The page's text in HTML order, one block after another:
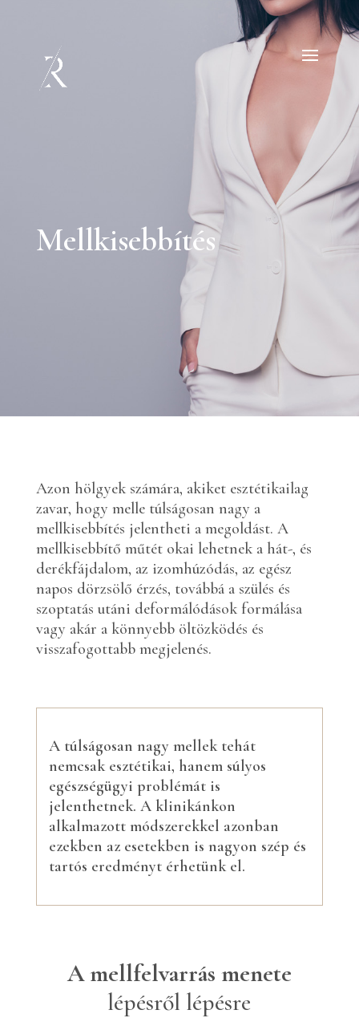
Mellkisebbítés
Azon hölgyek számára, akiket esztétikailag
zavar, hogy melle túlságosan nagy a
mellkisebbítés jelentheti a megoldást. A
mellkisebbítő műtét okai lehetnek a hát-, és
derékfájdalom, az izomhúzódás, az egész
napos dörzsölő érzés, továbbá a szülés és
szoptatás utáni deformálódások formálása
vagy akár a könnyebb öltözködés és
visszafogottabb megjelenés.
A túlságosan nagy mellek tehát
nemcsak esztétikai, hanem súlyos
egészségügyi problémát is
jelenthetnek. A klinikánkon
alkalmazott módszerekkel azonban
ezekben az esetekben is nagyon szép és
tartós eredményt érhetünk el.
A mellfelvarrás menete
lépésről lépésre